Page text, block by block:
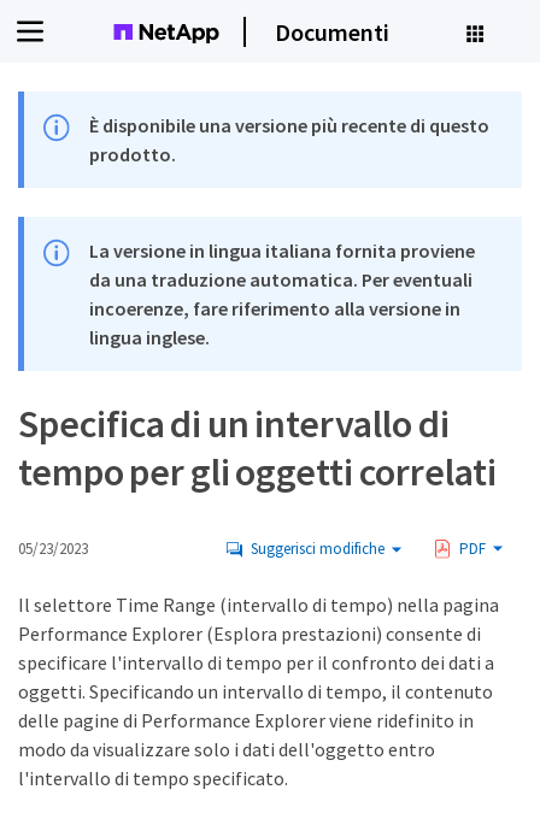
Documenti
È disponibile una versione più recente di questo
prodotto.
La versione in lingua italiana fornita proviene
da una traduzione automatica. Per eventuali
incoerenze, fare riferimento alla versione in
lingua inglese.
Specifica di un intervallo di
tempo per gli oggetti correlati
05/23/2023 Suggerisci modifiche PDF
Il selettore Time Range (intervallo di tempo) nella pagina
Performance Explorer (Esplora prestazioni) consente di
specificare l'intervallo di tempo per il confronto dei dati a
oggetti. Specificando un intervallo di tempo, il contenuto
delle pagine di Performance Explorer viene ridefinito in
modo da visualizzare solo i dati dell'oggetto entro
l'intervallo di tempo specificato.